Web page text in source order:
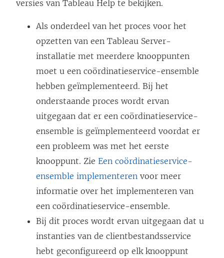
L
versies van Tableau Help te bekijken.
Als onderdeel van het proces voor het
opzetten van een Tableau Server-
installatie met meerdere knooppunten
moet u een coördinatieservice-ensemble
hebben geïmplementeerd. Bij het
onderstaande proces wordt ervan
uitgegaan dat er een coördinatieservice-
ensemble is geïmplementeerd voordat er
een probleem was met het eerste
knooppunt. Zie Een coördinatieservice-
ensemble implementeren voor meer
informatie over het implementeren van
een coördinatieservice-ensemble.
Bij dit proces wordt ervan uitgegaan dat u
instanties van de clientbestandsservice
hebt geconfigureerd op elk knooppunt